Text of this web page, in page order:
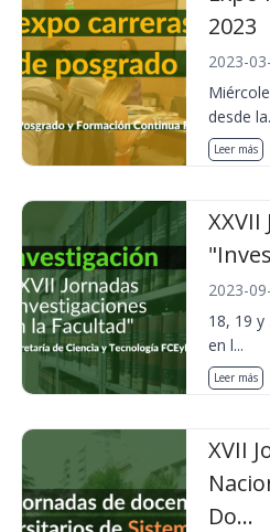
2023
2023-
desde
Leer más
XXVII
2023-
18, 19
en l...
Leer más
XVII
Do...